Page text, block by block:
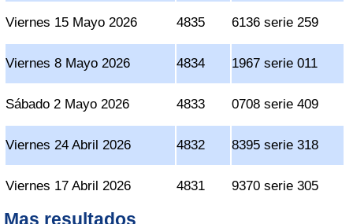
Viernes 15 Mayo 2026 4835 6136 serie 259
Viernes 8 Mayo 2026 4834 1967 serie 011
Sábado 2 Mayo 2026 4833 0708 serie 409
Viernes 24 Abril 2026 4832 8395 serie 318
Viernes 17 Abril 2026 4831 9370 serie 305
Mas resultados